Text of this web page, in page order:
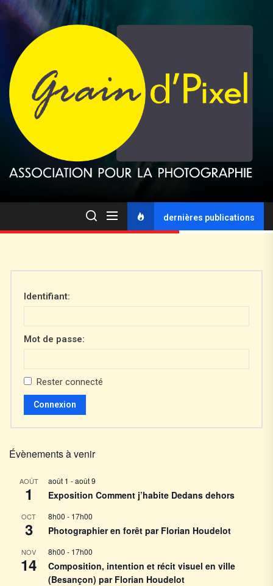
dernières publications
Identifiant:
Mot de passe:
Rester connecté
Connexion
Évènements à venir
AOÛT
1
août 1 -août 9
Exposition Comment j’habite Dedans dehors
OCT
3
8h00 - 17h00
Photographier en forêt par Florian Houdelot
NOV
14
8h00 - 17h00
Composition, intention et récit visuel en ville
(Besançon) par Florian Houdelot